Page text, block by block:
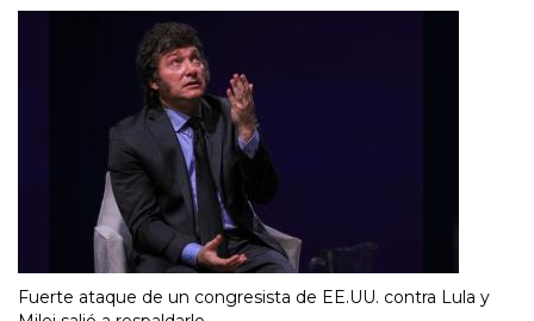
Fuerte ataque de un congresista de EE.UU. contra Lula y